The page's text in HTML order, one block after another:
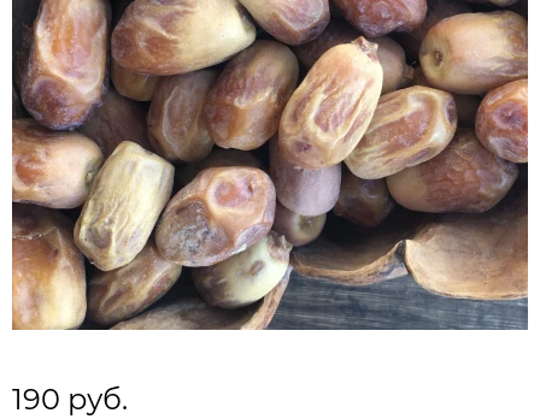
190 руб.